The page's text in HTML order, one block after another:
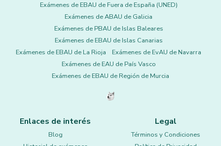
Exámenes de EBAU de Fuera de España (UNED)
Exámenes de ABAU de Galicia
Exámenes de PBAU de Islas Baleares
Exámenes de EBAU de Islas Canarias
Exámenes de EBAU de La Rioja
Exámenes de EvAU de Navarra
Exámenes de EAU de País Vasco
Exámenes de EBAU de Región de Murcia
Enlaces de interés
Blog
Legal
Términos y Condiciones